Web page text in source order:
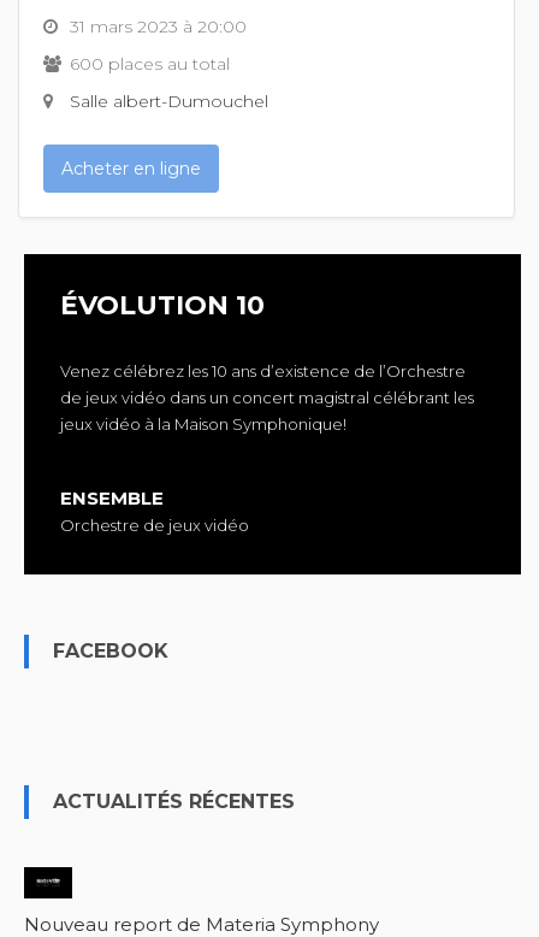
31 mars 2023 à 20:00
600 places au total
Salle albert-Dumouchel
Acheter en ligne
ÉVOLUTION 10
Venez célébrez les 10 ans d’existence de l’Orchestre
de jeux vidéo dans un concert magistral célébrant les
jeux vidéo à la Maison Symphonique!
ENSEMBLE
Orchestre de jeux vidéo
FACEBOOK
ACTUALITÉS RÉCENTES
Nouveau report de Materia Symphony